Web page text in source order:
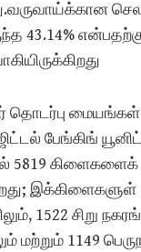
43.14%
தொடர்பு
பேங்கிங்
5819 கிளைகளைக்
இக்கிளைகளுள்
1522 சிறு
மற்றும் 1149